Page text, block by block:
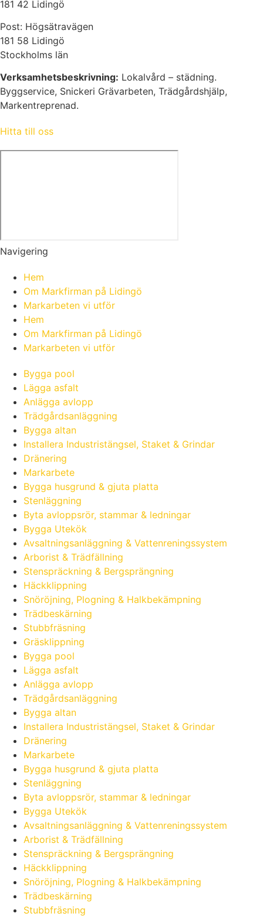
181 42 Lidingö
Post: Högsätravägen
181 58 Lidingö
Stockholms län
Verksamhetsbeskrivning: Lokalvård – städning.
Byggservice, Snickeri Grävarbeten, Trädgårdshjälp,
Markentreprenad.
Hitta till oss
Navigering
Hem
Om Markfirman på Lidingö
Markarbeten vi utför
Hem
Om Markfirman på Lidingö
Markarbeten vi utför
Bygga pool
Lägga asfalt
Anlägga avlopp
Trädgårdsanläggning
Bygga altan
Installera Industristängsel, Staket & Grindar
Dränering
Markarbete
Bygga husgrund & gjuta platta
Stenläggning
Byta avloppsrör, stammar & ledningar
Bygga Utekök
Avsaltningsanläggning & Vattenreningssystem
Arborist & Trädfällning
Stenspräckning & Bergsprängning
Häckklippning
Snöröjning, Plogning & Halkbekämpning
Trädbeskärning
Stubbfräsning
Gräsklippning
Bygga pool
Lägga asfalt
Anlägga avlopp
Trädgårdsanläggning
Bygga altan
Installera Industristängsel, Staket & Grindar
Dränering
Markarbete
Bygga husgrund & gjuta platta
Stenläggning
Byta avloppsrör, stammar & ledningar
Bygga Utekök
Avsaltningsanläggning & Vattenreningssystem
Arborist & Trädfällning
Stenspräckning & Bergsprängning
Häckklippning
Snöröjning, Plogning & Halkbekämpning
Trädbeskärning
Stubbfräsning